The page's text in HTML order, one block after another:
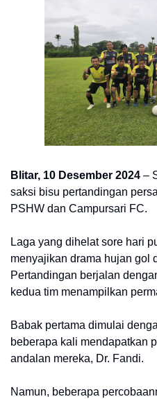
Blitar, 10 Desember 2024 –
saksi bisu pertandingan
PSHW dan Campursari FC.
Laga yang dihelat sore hari
menyajikan drama hujan gol
Pertandingan berjalan
kedua tim menampilkan
Babak pertama dimulai
beberapa kali mendapatkan
andalan mereka, Dr. Fandi.
Namun, beberapa